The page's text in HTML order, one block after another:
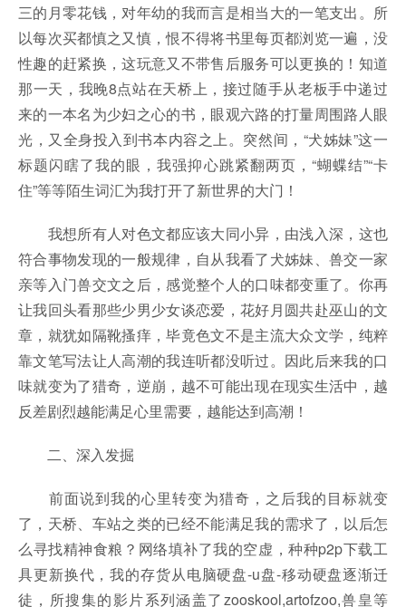
三的月零花钱，对年幼的我而言是相当大的一笔支出。所
以每次买都慎之又慎，恨不得将书里每页都浏览一遍，没
性趣的赶紧换，这玩意又不带售后服务可以更换的！知道
那一天，我晚8点站在天桥上，接过随手从老板手中递过
来的一本名为少妇之心的书，眼观六路的打量周围路人眼
光，又全身投入到书本内容之上。突然间，“犬姊妹”这一
标题闪瞎了我的眼，我强抑心跳紧翻两页，“蝴蝶结”“卡
住”等等陌生词汇为我打开了新世界的大门！
我想所有人对色文都应该大同小异，由浅入深，这也
符合事物发现的一般规律，自从我看了犬姊妹、兽交一家
亲等入门兽交文之后，感觉整个人的口味都变重了。你再
让我回头看那些少男少女谈恋爱，花好月圆共赴巫山的文
章，就犹如隔靴搔痒，毕竟色文不是主流大众文学，纯粹
靠文笔写法让人高潮的我连听都没听过。因此后来我的口
味就变为了猎奇，逆崩，越不可能出现在现实生活中，越
反差剧烈越能满足心里需要，越能达到高潮！
二、深入发掘
前面说到我的心里转变为猎奇，之后我的目标就变
了，天桥、车站之类的已经不能满足我的需求了，以后怎
么寻找精神食粮？网络填补了我的空虚，种种p2p下载工
具更新换代，我的存货从电脑硬盘-u盘-移动硬盘逐渐迁
徒，所搜集的影片系列涵盖了zooskool,artofzoo,兽皇等